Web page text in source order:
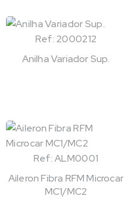
Ref: 2000212
Anilha Variador Sup.
Ref: ALM0001
Aileron Fibra RFM Microcar
MC1/MC2